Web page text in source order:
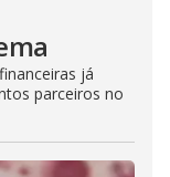
já
parceiros no